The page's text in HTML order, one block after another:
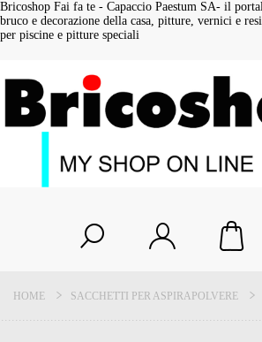
Bricoshop Fai fa te - Capaccio Paestum SA- il
bruco e decorazione della casa, pitture, vernici e
per piscine e pitture speciali
HOME SACCHETTI PER ASPIRAPOLVERE